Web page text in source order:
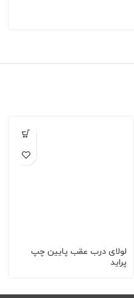
لولای درب عقب پایین چپ
پراید